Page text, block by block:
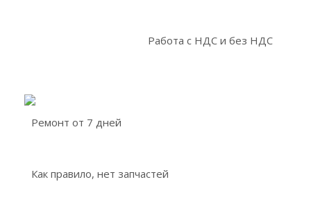
Работа с НДС и без НДС
Ремонт от 7 дней
Как правило, нет запчастей